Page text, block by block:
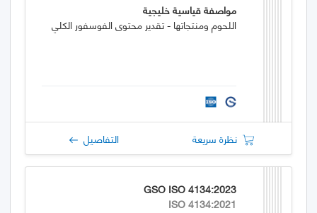
مواصفة قياسية خليجية
اللحوم ومنتجاتها - تقدير محتوى الفوسفور الكلي
نظرة سريعة التفاصيل
GSO ISO 4134:2023
ISO 4134:2021